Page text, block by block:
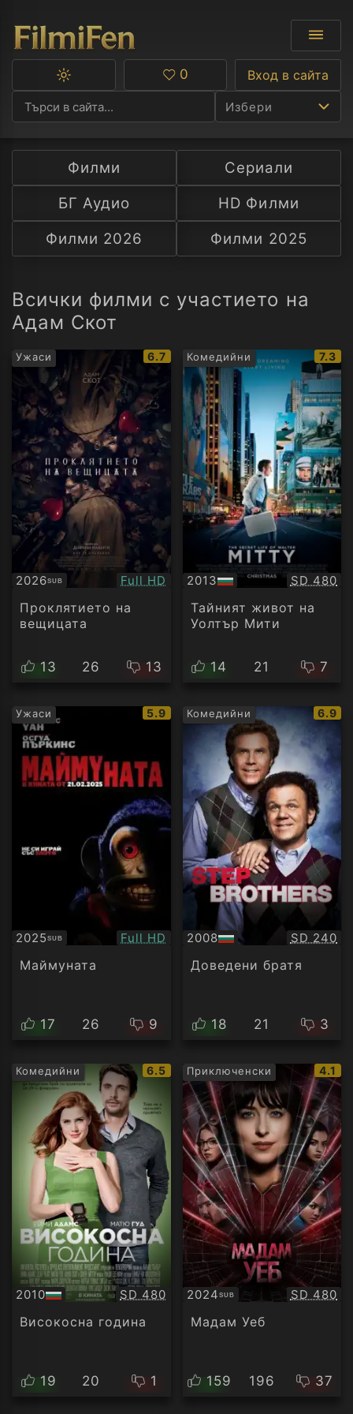
Избери
Ф
С
А
Превключване
тъмна
тема
Любими
0 Вход в сайта
Филми
Сериали
БГ Аудио
HD Филми
Филми 2026
Филми 2025
Всички филми с участието на
Адам Скот
Ужаси
IMDb
рейтинг:
6.7
2026SUB
Субтитри Качество:
Full HD
Проклятието на
вещицата
13 26 13
Комедийни
IMDb
7.3
2013
БГ
аудио
SD 480
Тайният живот на
Уолтър Мити
14 21 7
Ужаси
IMDb
рейтинг:
5.9
2025SUB
Субтитри Качество:
Full HD
Маймуната
17 26 9
Комедийни
IMDb
6.9
2008
БГ
аудио
SD 240
Доведени братя
18 21 3
Комедийни
IMDb
рейтинг:
6.5
2010
БГ
аудио
Качество:
SD 480
Високосна година
19 20 1
Приключенски
IMDb
4.1
2024SUB
Субтитри SD 480
Мадам Уеб
159 196 37